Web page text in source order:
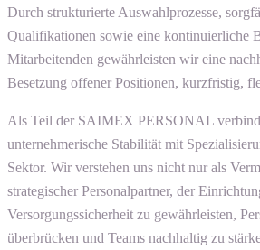
Durch strukturierte Auswahlprozesse,
Qualifikationen sowie eine kontinuierliche
Mitarbeitenden gewährleisten wir eine
Besetzung offener Positionen, kurzfristig,
Als Teil der SAIMEX PERSONAL
unternehmerische Stabilität mit
Sektor. Wir verstehen uns nicht nur als
strategischer Personalpartner, der
Versorgungssicherheit zu gewährleisten,
überbrücken und Teams nachhaltig zu